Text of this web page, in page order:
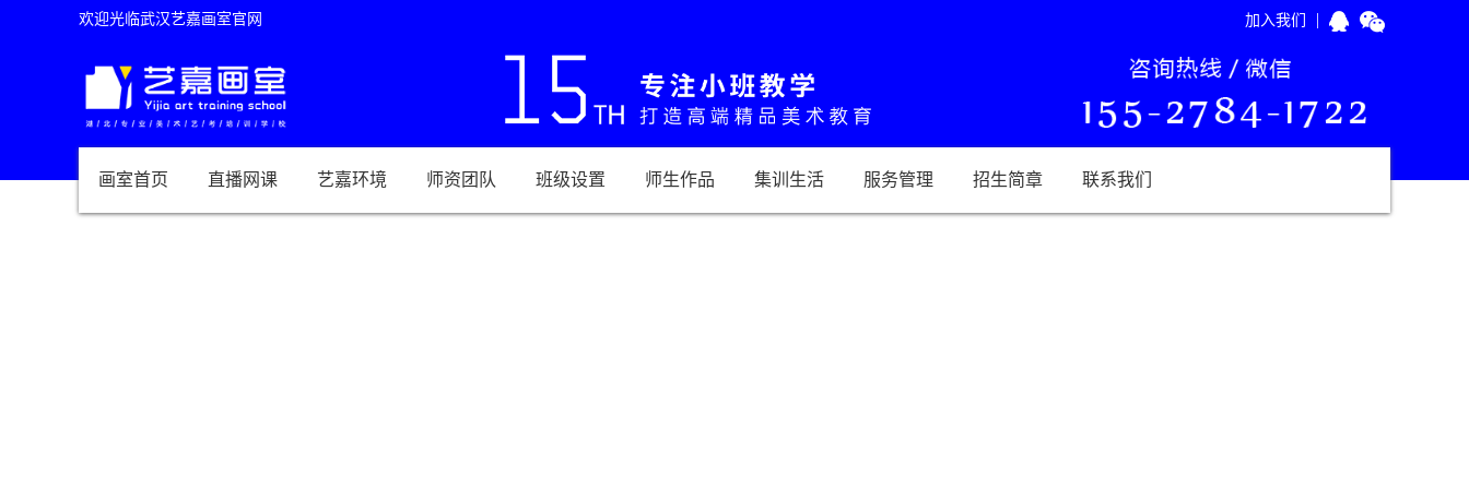
欢迎光临武汉艺嘉画室官网 加入我们 |
画室首页 直播网课 艺嘉环境 师资团队 班级设置 师生作品 集训生活 服务管理 招生简章 联系我们